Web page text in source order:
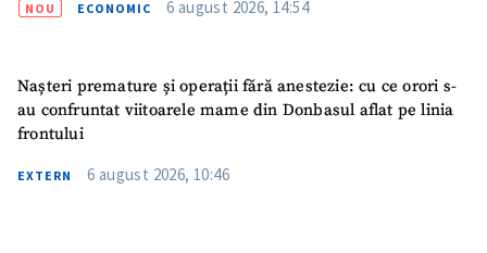
NOU ECONOMIC 6 august 2026, 14:54
Nașteri premature și operații fără anestezie: cu ce orori s-
au confruntat viitoarele mame din Donbasul aflat pe linia
frontului
EXTERN 6 august 2026, 10:46
politica de
TRIMITE ȘTIREA